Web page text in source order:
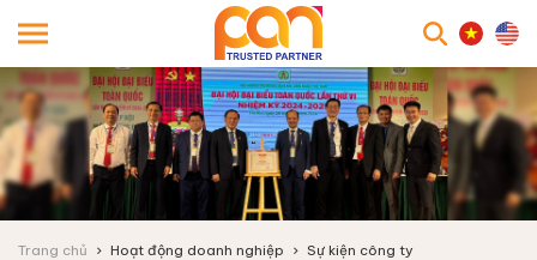
Trang chủ Hoạt động doanh nghiệp Sự kiện công ty